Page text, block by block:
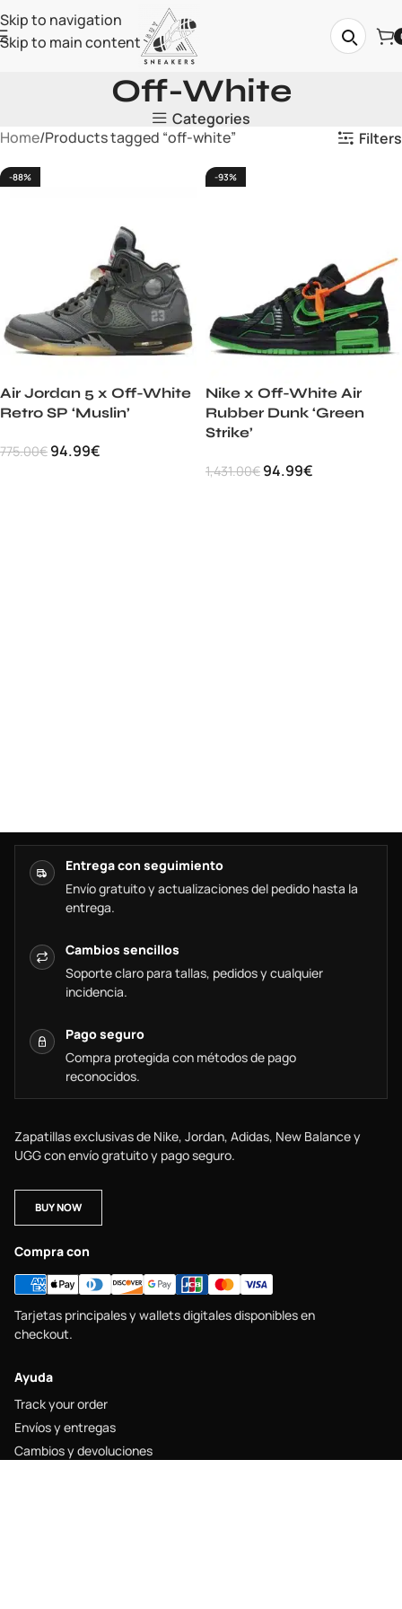
Skip to navigation
Skip to main content
Off-White
Categories
Home Products tagged “off-white” Filters
-88%
Air Jordan 5 x Off-White
Retro SP ‘Muslin’
775.00€ 94.99€
-93%
Nike x Off-White Air
Rubber Dunk ‘Green
Strike’
1,431.00€ 94.99€
Entrega con seguimiento
Envío gratuito y actualizaciones del pedido hasta la
entrega.
Cambios sencillos
Soporte claro para tallas, pedidos y cualquier
incidencia.
Pago seguro
Compra protegida con métodos de pago
reconocidos.
Zapatillas exclusivas de Nike, Jordan, Adidas, New Balance y
UGG con envío gratuito y pago seguro.
BUY NOW
Compra con
Tarjetas principales y wallets digitales disponibles en
checkout.
Ayuda
Track your order
Envíos y entregas
Cambios y devoluciones